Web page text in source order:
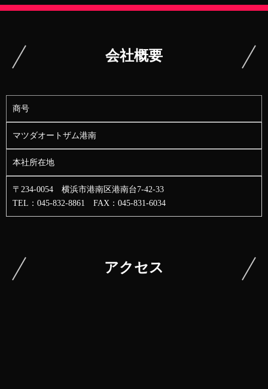
会社概要
商号
マツダオートザム港南
本社所在地
〒234-0054 横浜市港南区港南台7-42-33
TEL：045-832-8861 FAX：045-831-6034
アクセス